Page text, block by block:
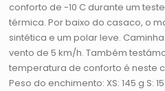
conforto de -10 C durante um
térmica. Por baixo do casaco, o
sintética e um polar leve.
vento de 5 km/h. Também
temperatura de conforto é neste
Peso do enchimento: XS: 145 g S: